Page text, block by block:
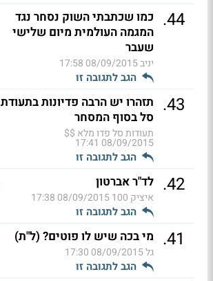
44
. כמו שכתבתי השוק נסחר נגד
המגמה העולמית מיום שלישי
שעבר
יניב08/09/2015 17:58
הגב לתגובה זו
43
. תזהרו יש הרבה פדיונות בתעודת
סל בסוף המסחר
תעודות סל פדו מלא $$
08/09/2015 17:41
הגב לתגובה זו
42
. לד"ר אברטון
איציק 100 08/09/2015 17:38
הגב לתגובה זו
41
. מי בכה שיש לו פוטים? (ל"ת)
גל08/09/2015 17:30
הגב לתגובה זו